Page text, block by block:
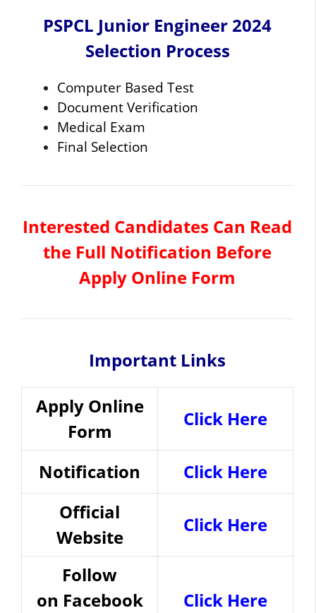
PSPCL Junior Engineer 2024
Selection Process
Computer Based Test
Document Verification
Medical Exam
Final Selection
Interested Candidates Can Read
the Full Notification Before
Apply Online Form
Important Links
Apply Online
Form
Click Here
Notification Click Here
Official
Website
Click Here
Follow
on Facebook
Click Here